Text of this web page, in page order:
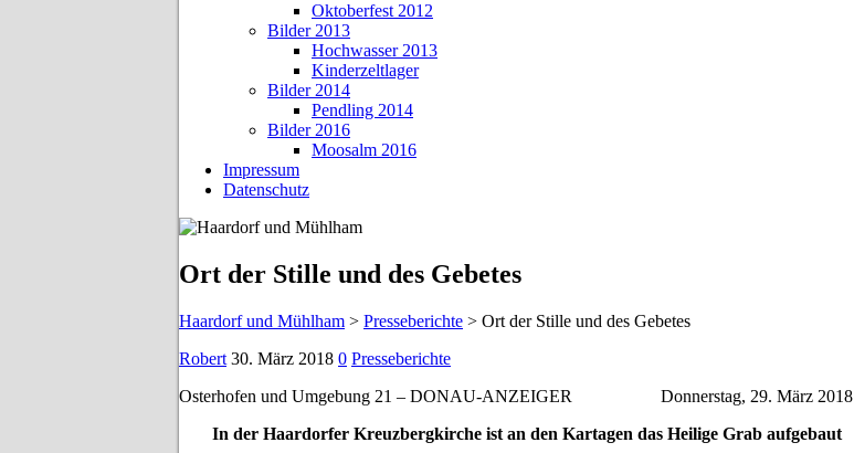
Oktoberfest 2012
Bilder 2013
Hochwasser 2013
Kinderzeltlager
Bilder 2014
Pendling 2014
Bilder 2016
Moosalm 2016
Impressum
Datenschutz
Ort der Stil­le und des Ge­be­tes
Haardorf und Mühlham > Presseberichte > Ort der Stil­le und des Ge­be­tes
Robert 30. März 2018 0 Presseberichte
Osterhofen und Umgebung 21 – DONAU-ANZEIGER Donnerstag, 29. März 2018
In der Haar­dor­fer Kreuz­berg­kir­che ist an den Kar­ta­gen das Hei­li­ge Grab auf­ge­baut